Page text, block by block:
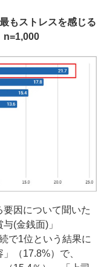
もストレスを感じる
n=1,000
因について聞いた
(金銭面)」
で1位という結果に
（17.8%）で、